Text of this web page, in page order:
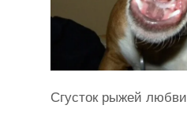
Сгусток рыжей любви